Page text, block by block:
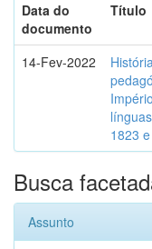
Data do
documento
Título
14-Fev-2022
1823
Busca
Assunto